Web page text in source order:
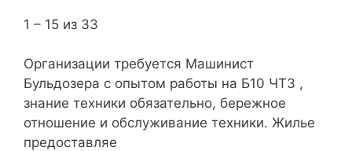
1 – 15 из 33
Организации требуется Машинист
Бульдозера с опытом работы на Б10 ЧТЗ ,
знание техники обязательно, бережное
отношение и обслуживание техники. Жилье
предоставляе